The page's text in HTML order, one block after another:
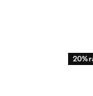
20%